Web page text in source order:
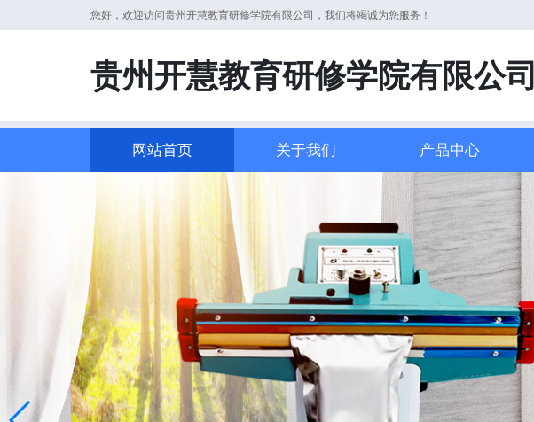
您好，欢迎访问贵州开慧教育研修学院有限公司，我们将竭诚为您服务！
贵州开慧教育研修学院有限公司
网站首页 关于我们 产品中心